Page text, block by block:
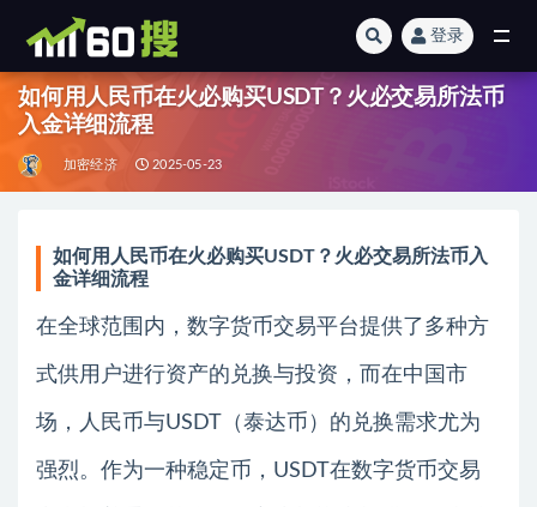
登录
如何用人民币在火必购买USDT？火必交易所法币
入金详细流程
加密经济 2025-05-23
如何用人民币在火必购买USDT？火必交易所法币入
金详细流程
在全球范围内，数字货币交易平台提供了多种方
式供用户进行资产的兑换与投资，而在中国市
场，人民币与USDT（泰达币）的兑换需求尤为
强烈。作为一种稳定币，USDT在数字货币交易